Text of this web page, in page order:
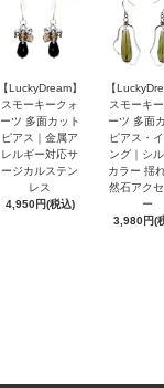
【LuckyDream】
スモーキークォ
ーツ 多面カット
ピアス｜金属ア
レルギー対応サ
ージカルステン
レス
4,950円(税込)
【
スモーキ
ーツ 多面
ピアス・
ング｜シ
カラー 揺
然石アク
ー
3,980円(